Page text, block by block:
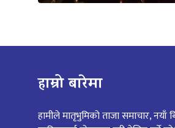
हाम्रो बारेमा
हामीले मातृभुमिको ताजा समाचार,